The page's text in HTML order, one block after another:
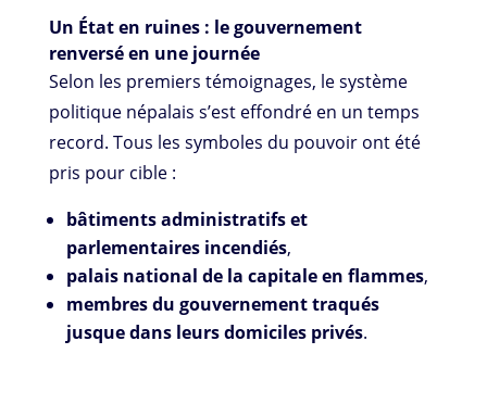
Un État en ruines : le gouvernement
renversé en une journée
Selon les premiers témoignages, le système
politique népalais s’est effondré en un temps
record. Tous les symboles du pouvoir ont été
pris pour cible :
bâtiments administratifs et
parlementaires incendiés,
palais national de la capitale en flammes,
membres du gouvernement traqués
jusque dans leurs domiciles privés.